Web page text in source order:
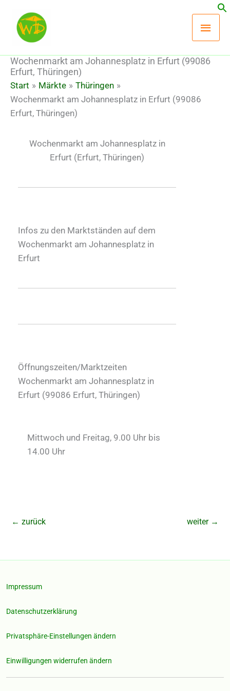
Inhalt
springen
Wochenmarkt am Johannesplatz in Erfurt (99086
Erfurt, Thüringen)
Start Märkte
Thüringen
Wochenmarkt am Johannesplatz in Erfurt (99086
Erfurt, Thüringen)
Wochenmarkt am Johannesplatz in
Erfurt (Erfurt, Thüringen)
Infos zu den Marktständen auf dem
Wochenmarkt am Johannesplatz in
Erfurt
Öffnungszeiten/Marktzeiten
Wochenmarkt am Johannesplatz in
Erfurt (99086 Erfurt, Thüringen)
Mittwoch und Freitag, 9.00 Uhr bis
14.00 Uhr
← zurück weiter →
Impressum
Datenschutzerklärung
Privatsphäre-Einstellungen ändern
Einwilligungen widerrufen ändern